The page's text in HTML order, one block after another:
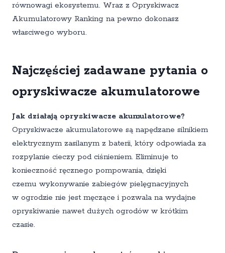
równowagi ekosystemu. Wraz z Opryskiwacz
Akumulatorowy Ranking na pewno dokonasz
własciwego wyboru.
Najczęściej zadawane pytania o
opryskiwacze akumulatorowe
Jak działają opryskiwacze akumulatorowe?
Opryskiwacze akumulatorowe są napędzane silnikiem
elektrycznym zasilanym z baterii, który odpowiada za
rozpylanie cieczy pod ciśnieniem. Eliminuje to
konieczność ręcznego pompowania, dzięki
czemu wykonywanie zabiegów pielęgnacyjnych
w ogrodzie nie jest męczące i pozwala na wydajne
opryskiwanie nawet dużych ogrodów w krótkim
czasie.